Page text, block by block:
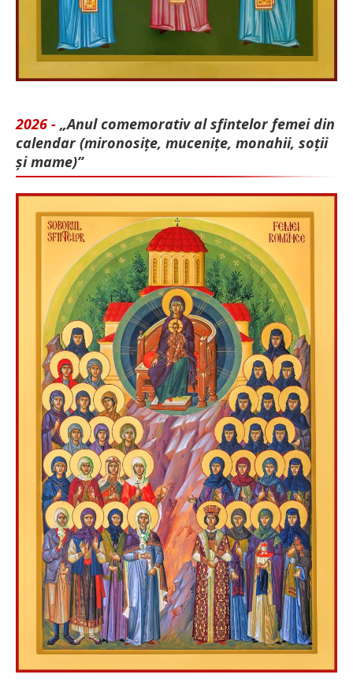
2026 - „Anul comemorativ al sfintelor femei din
calendar (mironosițe, mu­cenițe, monahii, soții
și mame)”